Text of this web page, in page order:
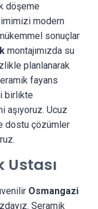
döşeme
modern
sonuçlar
montajımızda su
planlanarak
fayans
birlikte
aşıyoruz. Ucuz
dostu çözümler
Osmangazi
Seramik